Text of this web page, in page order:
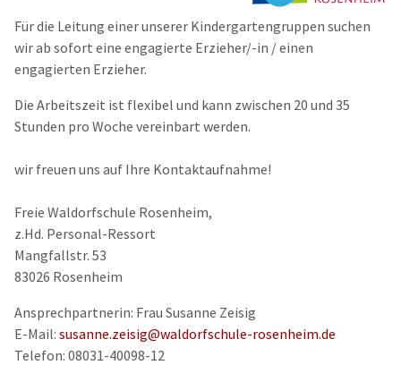
Für die Leitung einer unserer Kindergartengruppen suchen
wir ab sofort eine engagierte Erzieher/-in / einen
engagierten Erzieher.
Die Arbeitszeit ist flexibel und kann zwischen 20 und 35
Stunden pro Woche vereinbart werden.
wir freuen uns auf Ihre Kontaktaufnahme!
Freie Waldorfschule Rosenheim,
z.Hd. Personal-Ressort
Mangfallstr. 53
83026 Rosenheim
Ansprechpartnerin: Frau Susanne Zeisig
E-Mail: susanne.zeisig@waldorfschule-rosenheim.de
Telefon: 08031-40098-12